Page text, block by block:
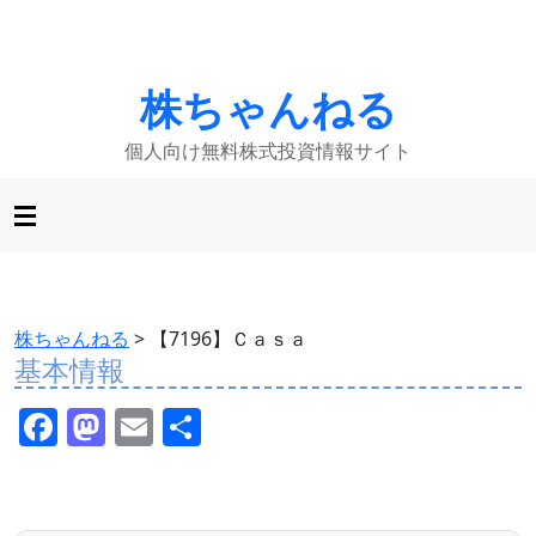
株ちゃんねる
個人向け無料株式投資情報サイト
株ちゃんねる > 【7196】Ｃａｓａ
基本情報
F M E